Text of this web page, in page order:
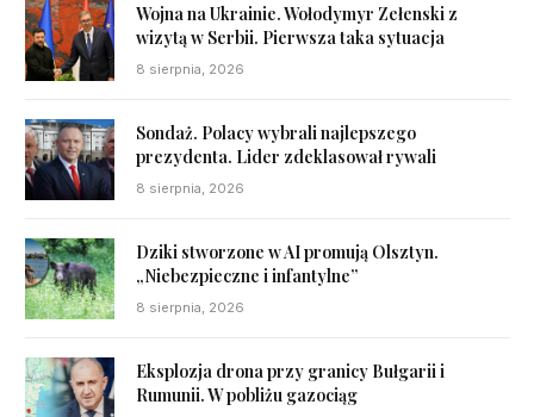
Wojna na Ukrainie. Wołodymyr Zełenski z
wizytą w Serbii. Pierwsza taka sytuacja
8 sierpnia, 2026
Sondaż. Polacy wybrali najlepszego
prezydenta. Lider zdeklasował rywali
8 sierpnia, 2026
Dziki stworzone w AI promują Olsztyn.
„Niebezpieczne i infantylne”
8 sierpnia, 2026
Eksplozja drona przy granicy Bułgarii i
Rumunii. W pobliżu gazociąg